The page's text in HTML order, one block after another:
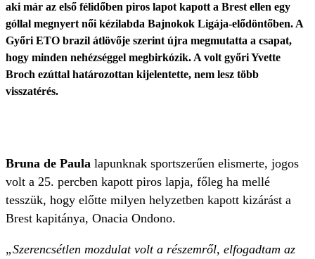
aki már az első félidőben piros lapot kapott a Brest ellen egy
góllal megnyert női kézilabda Bajnokok Ligája-elődöntőben. A
Győri ETO brazil átlövője szerint újra megmutatta a csapat,
hogy minden nehézséggel megbirkózik. A volt győri Yvette
Broch ezúttal határozottan kijelentette, nem lesz több
visszatérés.
Bruna de Paula lapunknak sportszerűen elismerte, jogos
volt a 25. percben kapott piros lapja, főleg ha mellé
tesszük, hogy előtte milyen helyzetben kapott kizárást a
Brest kapitánya, Onacia Ondono.
„Szerencsétlen mozdulat volt a részemről, elfogadtam az